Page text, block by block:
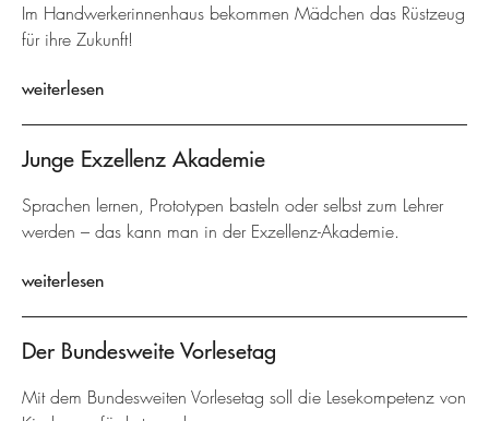
Im Handwerkerinnenhaus bekommen Mädchen das Rüstzeug
für ihre Zukunft!
weiterlesen
Junge Exzellenz Akademie
Sprachen lernen, Prototypen basteln oder selbst zum Lehrer
werden – das kann man in der Exzellenz-Akademie.
weiterlesen
Der Bundesweite Vorlesetag
Mit dem Bundesweiten Vorlesetag soll die Lesekompetenz von